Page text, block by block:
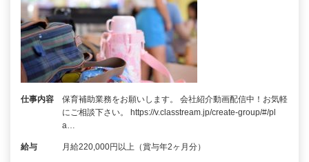
仕事内容
保育補助業務をお願いします。 会社紹介動画配信中！お気軽
にご相談下さい。 https://v.classtream.jp/create-group/#/pl
a…
給与 月給220,000円以上（賞与年2ヶ月分）